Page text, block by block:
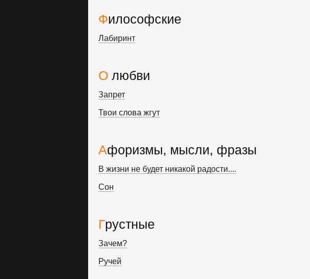
Философские
Лабиринт
О любви
Запрет
Твои слова жгут
Афоризмы, мысли, фразы
В жизни не будет никакой радости....
Сон
Грустные
Зачем?
Ручей